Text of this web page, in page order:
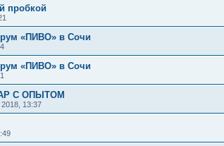
пробкой
«ПИВО» в Сочи
«ПИВО» в Сочи
С ОПЫТОМ
13:37